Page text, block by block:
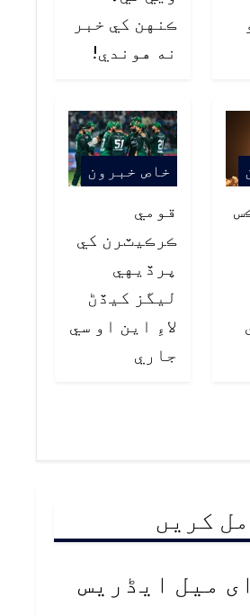
ڪنهن کي خبر
نه هوندي!
خاص خبرون
قومي
ڪرڪيٽرن کي
پرڏيهي
ليگز کيڏڻ
لاءِ اين او سي
جاري
کریں
میل ایڈریس